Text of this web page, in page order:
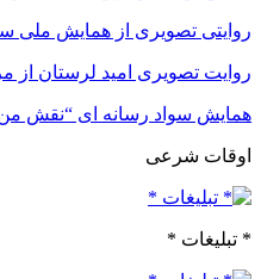
روایتی تصویری از همایش ملی
روایت تصویری امید لرستان
همایش سواد رسانه ای “نقش
اوقات شرعی
* تبلیغات *